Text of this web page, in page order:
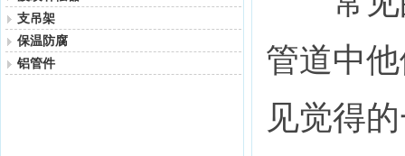
支吊架
保温防腐
铝管件
管道中
见觉得